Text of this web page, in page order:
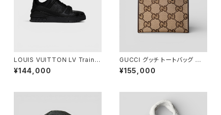
LOUIS VUITTON LV Trainer
Sneaker Black 7 1/2
¥144,000
GUCCI グッチ トートバッグ ジャ
ンボGG キャンバス 678839
¥155,000